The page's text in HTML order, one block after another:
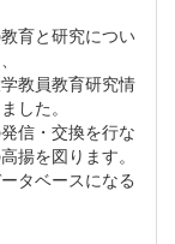
育と研究につい
教員教育研究情
した。
信・交換を行な
揚を図ります。
タベースになる